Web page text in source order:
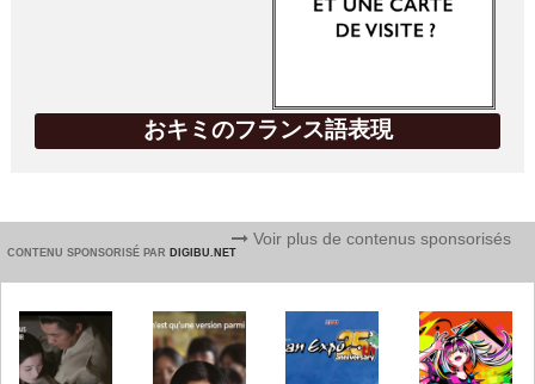
おキミのフランス語表現
CONTENU SPONSORISÉ PAR DIGIBU.NET
Voir plus de contenus sponsorisés